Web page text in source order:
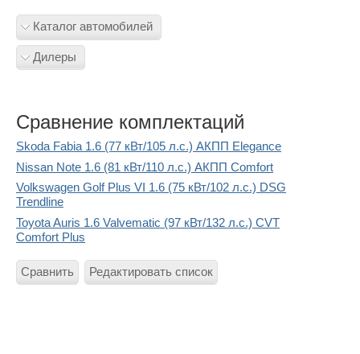
Каталог автомобилей
Дилеры
Сравнение комплектаций
Skoda Fabia 1.6 (77 кВт/105 л.с.) АКПП Elegance
Nissan Note 1.6 (81 кВт/110 л.с.) АКПП Comfort
Volkswagen Golf Plus VI 1.6 (75 кВт/102 л.с.) DSG
Trendline
Toyota Auris 1.6 Valvematic (97 кВт/132 л.с.) CVT
Comfort Plus
Сравнить Редактировать список